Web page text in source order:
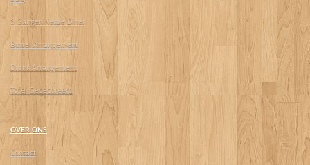
3 Gangen Keuze Diner
Borrel Arrangement
Drank Arrangement
Tafel Gedecoreerd
OVER ONS
Contact